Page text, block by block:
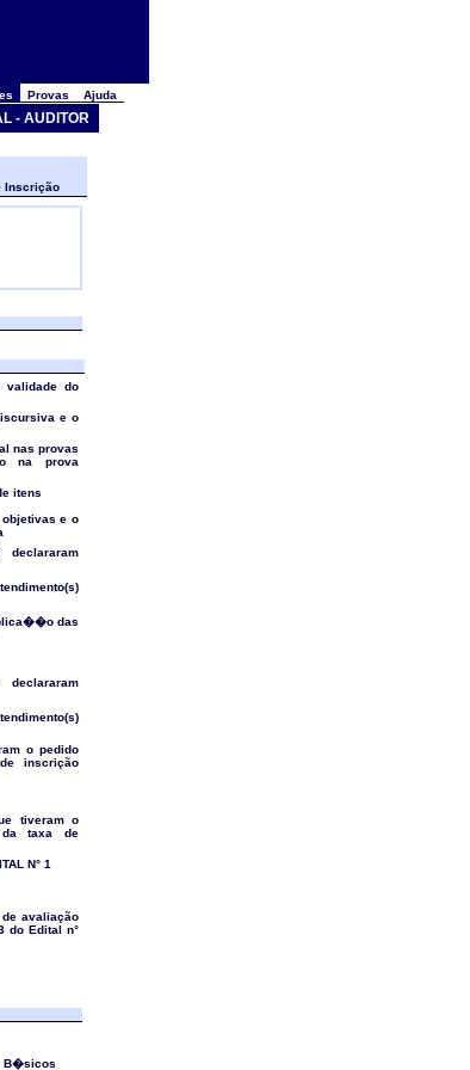
Provas Ajuda
- AUDITOR
Inscrição
validade do
e o
nas provas
na prova
itens
e o
das
o pedido
inscrição
tiveram o
da taxa de
N° 1
avaliação
do Edital n°
B�sicos